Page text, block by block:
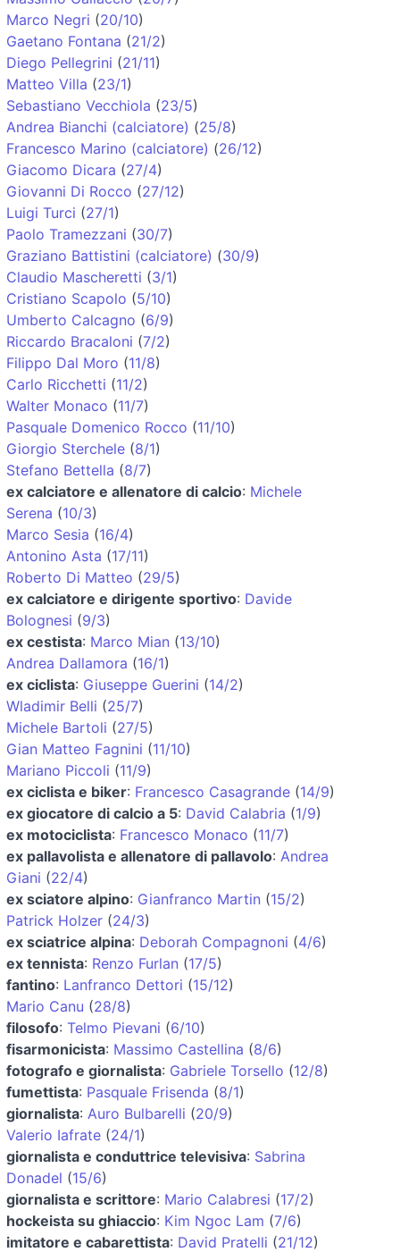
Marco Negri (20/10)
Gaetano Fontana (21/2)
Diego Pellegrini (21/11)
Matteo Villa (23/1)
Sebastiano Vecchiola (23/5)
Andrea Bianchi (calciatore) (25/8)
Francesco Marino (calciatore) (26/12)
Giacomo Dicara (27/4)
Giovanni Di Rocco (27/12)
Luigi Turci (27/1)
Paolo Tramezzani (30/7)
Graziano Battistini (calciatore) (30/9)
Claudio Mascheretti (3/1)
Cristiano Scapolo (5/10)
Umberto Calcagno (6/9)
Riccardo Bracaloni (7/2)
Filippo Dal Moro (11/8)
Carlo Ricchetti (11/2)
Walter Monaco (11/7)
Pasquale Domenico Rocco (11/10)
Giorgio Sterchele (8/1)
Stefano Bettella (8/7)
ex calciatore e allenatore di calcio: Michele
Serena (10/3)
Marco Sesia (16/4)
Antonino Asta (17/11)
Roberto Di Matteo (29/5)
ex calciatore e dirigente sportivo: Davide
Bolognesi (9/3)
ex cestista: Marco Mian (13/10)
Andrea Dallamora (16/1)
ex ciclista: Giuseppe Guerini (14/2)
Wladimir Belli (25/7)
Michele Bartoli (27/5)
Gian Matteo Fagnini (11/10)
Mariano Piccoli (11/9)
ex ciclista e biker: Francesco Casagrande (14/9)
ex giocatore di calcio a 5: David Calabria (1/9)
ex motociclista: Francesco Monaco (11/7)
ex pallavolista e allenatore di pallavolo: Andrea
Giani (22/4)
ex sciatore alpino: Gianfranco Martin (15/2)
Patrick Holzer (24/3)
ex sciatrice alpina: Deborah Compagnoni (4/6)
ex tennista: Renzo Furlan (17/5)
fantino: Lanfranco Dettori (15/12)
Mario Canu (28/8)
filosofo: Telmo Pievani (6/10)
fisarmonicista: Massimo Castellina (8/6)
fotografo e giornalista: Gabriele Torsello (12/8)
fumettista: Pasquale Frisenda (8/1)
giornalista: Auro Bulbarelli (20/9)
Valerio Iafrate (24/1)
giornalista e conduttrice televisiva: Sabrina
Donadel (15/6)
giornalista e scrittore: Mario Calabresi (17/2)
hockeista su ghiaccio: Kim Ngoc Lam (7/6)
imitatore e cabarettista: David Pratelli (21/12)